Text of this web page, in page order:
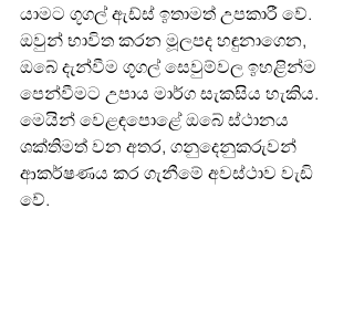
යාමට ගූගල් ඇඩ්ස් ඉතාමත් උපකාරී වේ.
ඔවුන් භාවිත කරන මූලපද හඳුනාගෙන,
ඔබේ දැන්වීම ගූගල් සෙවුම්වල ඉහළින්ම
පෙන්වීමට උපාය මාර්ග සැකසිය හැකිය.
මෙයින් වෙළඳපොළේ ඔබේ ස්ථානය
ශක්තිමත් වන අතර, ගනුදෙනුකරුවන්
ආකර්ෂණය කර ගැනීමේ අවස්ථාව වැඩි
වේ.